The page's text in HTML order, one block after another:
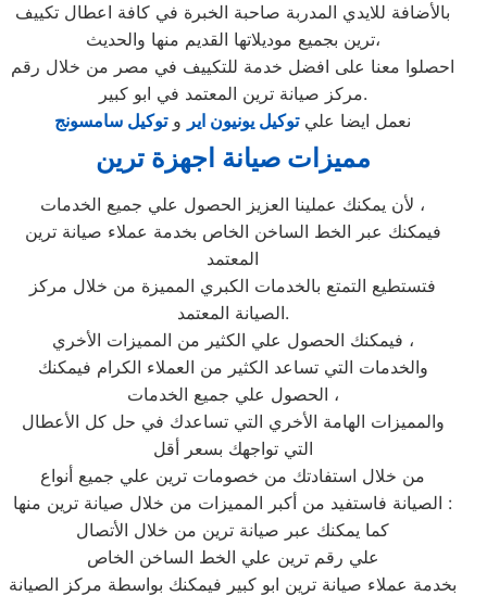
بالأضافة للايدي المدربة صاحبة الخبرة في كافة اعطال تكييف
ترين بجميع موديلاتها القديم منها والحديث،
احصلوا معنا على افضل خدمة للتكييف في مصر من خلال رقم
مركز صيانة ترين المعتمد في ابو كبير.
نعمل ايضا عليتوكيل يونيون اير وتوكيل سامسونج
مميزات صيانة اجهزة ترين
لأن يمكنك عملينا العزيز الحصول علي جميع الخدمات ،
فيمكنك عبر الخط الساخن الخاص بخدمة عملاء صيانة ترين
المعتمد
فتستطيع التمتع بالخدمات الكبري المميزة من خلال مركز
الصيانة المعتمد.
فيمكنك الحصول علي الكثير من المميزات الأخري ،
والخدمات التي تساعد الكثير من العملاء الكرام فيمكنك
الحصول علي جميع الخدمات ،
والمميزات الهامة الأخري التي تساعدك في حل كل الأعطال
التي تواجهك بسعر أقل
من خلال استفادتك من خصومات ترين علي جميع أنواع
الصيانة فاستفيد من أكبر المميزات من خلال صيانة ترين منها :
كما يمكنك عبر صيانة ترين من خلال الأتصال
علي رقم ترين علي الخط الساخن الخاص
بخدمة عملاء صيانة ترين ابو كبير فيمكنك بواسطة مركز الصيانة